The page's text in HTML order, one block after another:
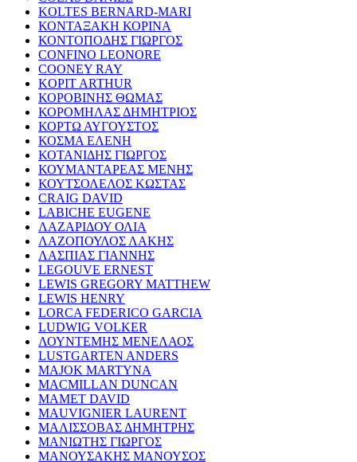
KOLTES BERNARD-MARI
ΚΟΝΤΑΞΑΚΗ ΚΟΡΙΝΑ
ΚΟΝΤΟΠΟΔΗΣ ΓΙΩΡΓΟΣ
CONFINO LEONORE
COONEY RAY
KOPIT ARTHUR
ΚΟΡΟΒΙΝΗΣ ΘΩΜΑΣ
ΚΟΡΟΜΗΛΑΣ ΔΗΜΗΤΡΙΟΣ
ΚΟΡΤΩ ΑΥΓΟΥΣΤΟΣ
ΚΟΣΜΑ ΕΛΕΝΗ
ΚΟΤΑΝΙΔΗΣ ΓΙΩΡΓΟΣ
ΚΟΥΜΑΝΤΑΡΕΑΣ ΜΕΝΗΣ
ΚΟΥΤΣΟΛΕΛΟΣ ΚΩΣΤΑΣ
CRAIG DAVID
LABICHE EUGENE
ΛΑΖΑΡΙΔΟΥ ΟΛΙΑ
ΛΑΖΟΠΟΥΛΟΣ ΛΑΚΗΣ
ΛΑΣΠΙΑΣ ΓΙΑΝΝΗΣ
LEGOUVE ERNEST
LEWIS GREGORY MATTHEW
LEWIS HENRY
LORCA FEDERICO GARCIA
LUDWIG VOLKER
ΛΟΥΝΤΕΜΗΣ ΜΕΝΕΛΑΟΣ
LUSTGARTEN ANDERS
MAJOK MARTYNA
MACMILLAN DUNCAN
MAMET DAVID
MAUVIGNIER LAURENT
ΜΑΛΙΣΣΟΒΑΣ ΔΗΜΗΤΡΗΣ
ΜΑΝΙΩΤΗΣ ΓΙΩΡΓΟΣ
ΜΑΝΟΥΣΑΚΗΣ ΜΑΝΟΥΣΟΣ